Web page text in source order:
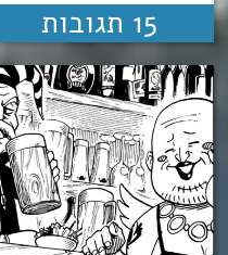
15 תגובות